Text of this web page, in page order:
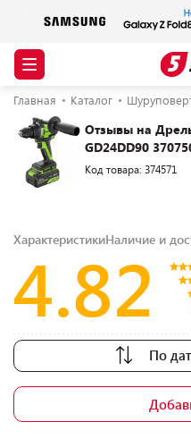
Главная Каталог
Отзывы на
GD24DD90
Код товара: 374571
ХарактеристикиНаличие и
4.82
По